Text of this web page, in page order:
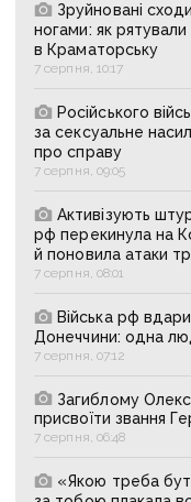
Зруйновані
ногами: як
в Краматорську
7 серпня, 10:17
Російського
за сексуальне
про справу
7 серпня, 09:05
Активізують
рф перекинула на
й поновила атаки
7 серпня, 08:01
Війська рф
Донеччини: одна
7 серпня, 07:12
Загиблому
присвоїти звання
7 серпня, 06:48
«Якою треба